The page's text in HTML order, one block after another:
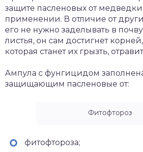
защите пасленовых от
применении. В отличие от
его не нужно заделывать в
листья, он сам достигнет
которая станет их грызть,
Ампула с фунгицидом
защищающим пасленовые от:
Фитофтороз
фитофтороза;